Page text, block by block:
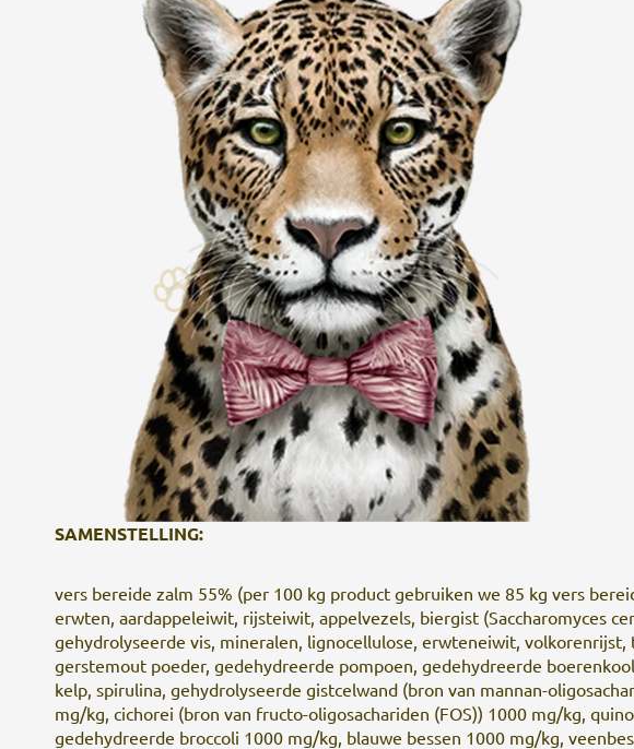
SAMENSTELLING:
vers bereide zalm 55% (per 100 kg product gebruiken we 85 kg vers
erwten, aardappeleiwit, rijsteiwit, appelvezels, biergist (Saccharomyces
gehydrolyseerde vis, mineralen, lignocellulose, erwteneiwit, volkorenrijst,
gerstemout poeder, gedehydreerde pompoen, gedehydreerde
kelp, spirulina, gehydrolyseerde gistcelwand (bron van mannan-
mg/kg, cichorei (bron van fructo-oligosachariden (FOS)) 1000 mg/kg,
gedehydreerde broccoli 1000 mg/kg, blauwe bessen 1000 mg/kg,